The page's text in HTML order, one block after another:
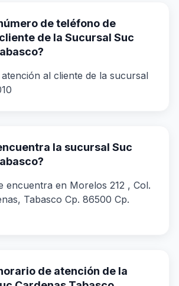
de teléfono de
de la Sucursal Suc
al cliente de la sucursal
la sucursal Suc
encuentra en Morelos 212 , Col.
Tabasco Cp. 86500 Cp.
de atención de la